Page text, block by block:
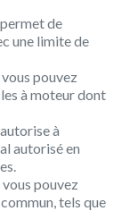
de
une limite de
pouvez
à moteur dont
à
autorisé en
pouvez
tels que